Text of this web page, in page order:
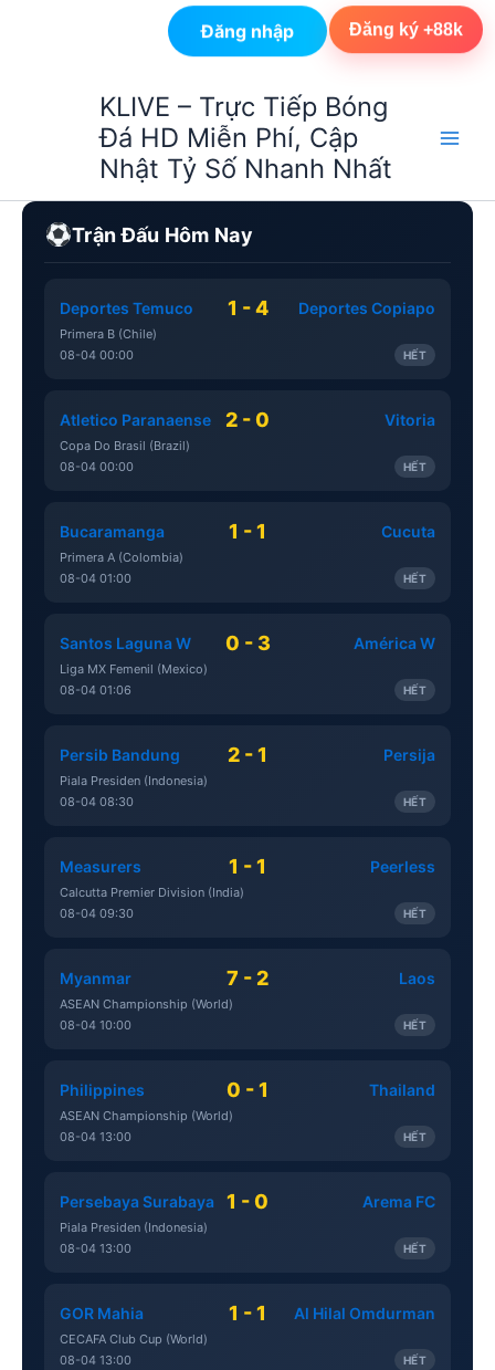
Đăng nhập Đăng ký +88k
KLIVE – Trực Tiếp Bóng
Đá HD Miễn Phí, Cập
Nhật Tỷ Số Nhanh Nhất
Trận Đấu Hôm Nay
Deportes Temuco 1 - 4 Deportes Copiapo
Primera B (Chile)
08-04 00:00
HẾT
Atletico Paranaense 2 - 0 Vitoria
Copa Do Brasil (Brazil)
08-04 00:00
HẾT
Bucaramanga 1 - 1 Cucuta
Primera A (Colombia)
08-04 01:00
HẾT
Santos Laguna W 0 - 3 América W
Liga MX Femenil (Mexico)
08-04 01:06
HẾT
Persib Bandung 2 - 1 Persija
Piala Presiden (Indonesia)
08-04 08:30
HẾT
Measurers 1 - 1 Peerless
Calcutta Premier Division (India)
08-04 09:30
HẾT
Myanmar 7 - 2 Laos
ASEAN Championship (World)
08-04 10:00
HẾT
Philippines 0 - 1 Thailand
ASEAN Championship (World)
08-04 13:00
HẾT
Persebaya Surabaya 1 - 0 Arema FC
Piala Presiden (Indonesia)
08-04 13:00
HẾT
GOR Mahia 1 - 1 Al Hilal Omdurman
CECAFA Club Cup (World)
08-04 13:00
HẾT